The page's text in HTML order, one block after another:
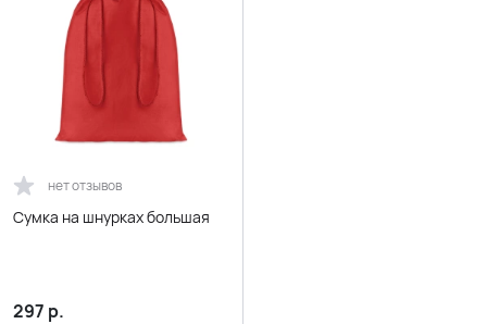
нет отзывов
Сумка на шнурках большая
297 р.